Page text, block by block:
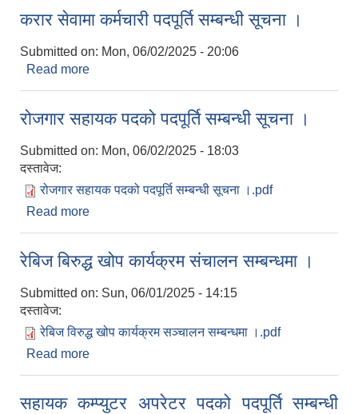
करार सेवामा कर्मचारी पदपूर्ति सम्बन्धी सूचना ।
Submitted on: Mon, 06/02/2025 - 20:06
Read more
रोजगार सहायक पदको पदपूर्ति सम्बन्धी सूचना ।
Submitted on: Mon, 06/02/2025 - 18:03
दस्तावेज:
रोजगार सहायक पदको पदपूर्ति सम्बन्धी सूचना ।.pdf
Read more
रेबिज बिरुद्ध खोप कार्यक्रम संचालन सम्बन्धमा ।
Submitted on: Sun, 06/01/2025 - 14:15
दस्तावेज:
रेबिज विरुद्ध खोप कार्यक्रम सञ्चालन सम्बन्धमा ।.pdf
Read more
सहायक कम्प्युटर अपरेटर पदको पदपूर्ति सम्बन्धी